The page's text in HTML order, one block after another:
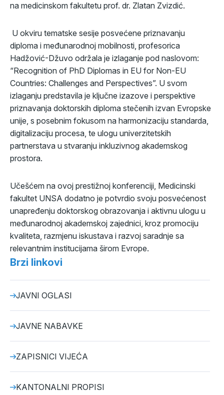
na medicinskom fakultetu prof. dr. Zlatan Zvizdić.
U okviru tematske sesije posvećene priznavanju
diploma i međunarodnoj mobilnosti, profesorica
Hadžović-Džuvo održala je izlaganje pod naslovom:
“Recognition of PhD Diplomas in EU for Non-EU
Countries: Challenges and Perspectives”. U svom
izlaganju predstavila je ključne izazove i perspektive
priznavanja doktorskih diploma stečenih izvan Evropske
unije, s posebnim fokusom na harmonizaciju standarda,
digitalizaciju procesa, te ulogu univerzitetskih
partnerstava u stvaranju inkluzivnog akademskog
prostora.
Učešćem na ovoj prestižnoj konferenciji, Medicinski
fakultet UNSA dodatno je potvrdio svoju posvećenost
unapređenju doktorskog obrazovanja i aktivnu ulogu u
međunarodnoj akademskoj zajednici, kroz promociju
kvaliteta, razmjenu iskustava i razvoj saradnje sa
relevantnim institucijama širom Evrope.
Brzi linkovi
JAVNI OGLASI
JAVNE NABAVKE
ZAPISNICI VIJEĆA
KANTONALNI PROPISI